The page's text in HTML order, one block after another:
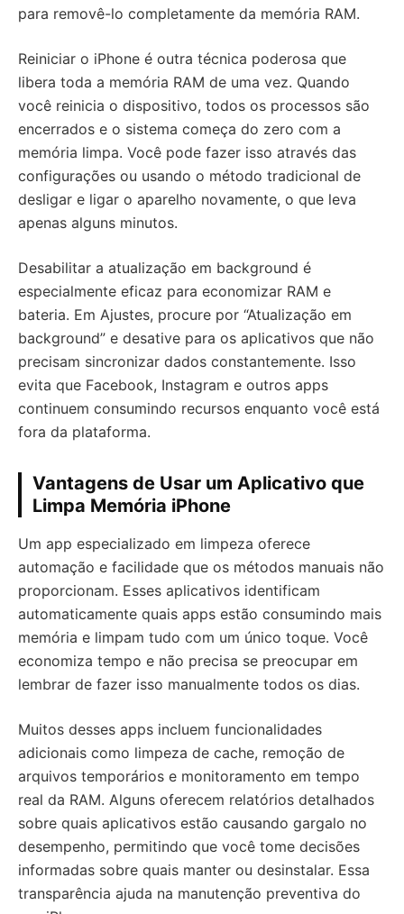
para removê-lo completamente da memória RAM.
Reiniciar o iPhone é outra técnica poderosa que
libera toda a memória RAM de uma vez. Quando
você reinicia o dispositivo, todos os processos são
encerrados e o sistema começa do zero com a
memória limpa. Você pode fazer isso através das
configurações ou usando o método tradicional de
desligar e ligar o aparelho novamente, o que leva
apenas alguns minutos.
Desabilitar a atualização em background é
especialmente eficaz para economizar RAM e
bateria. Em Ajustes, procure por “Atualização em
background” e desative para os aplicativos que não
precisam sincronizar dados constantemente. Isso
evita que Facebook, Instagram e outros apps
continuem consumindo recursos enquanto você está
fora da plataforma.
Vantagens de Usar um Aplicativo que
Limpa Memória iPhone
Um app especializado em limpeza oferece
automação e facilidade que os métodos manuais não
proporcionam. Esses aplicativos identificam
automaticamente quais apps estão consumindo mais
memória e limpam tudo com um único toque. Você
economiza tempo e não precisa se preocupar em
lembrar de fazer isso manualmente todos os dias.
Muitos desses apps incluem funcionalidades
adicionais como limpeza de cache, remoção de
arquivos temporários e monitoramento em tempo
real da RAM. Alguns oferecem relatórios detalhados
sobre quais aplicativos estão causando gargalo no
desempenho, permitindo que você tome decisões
informadas sobre quais manter ou desinstalar. Essa
transparência ajuda na manutenção preventiva do